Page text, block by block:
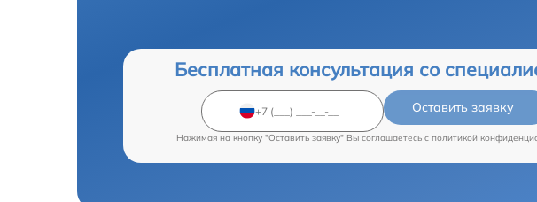
Бесплатная консультация со
Оставить заявку
Нажимая на кнопку "Оставить заявку" Вы соглашаетесь c политикой